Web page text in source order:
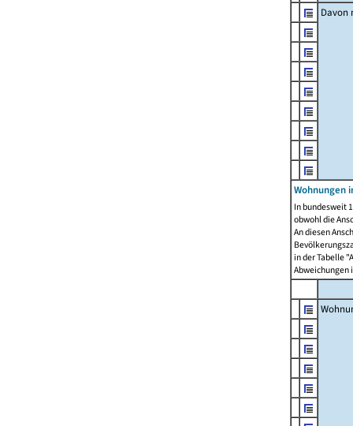
Davon
Wohnungen
In bundesweit
obwohl die
An diesen
in der Tabelle
Abweichungen